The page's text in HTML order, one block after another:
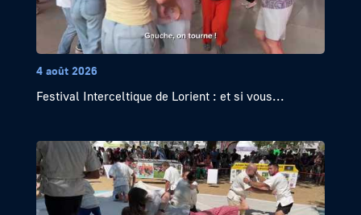
4 août 2026
Festival Interceltique de Lorient : et si vous...